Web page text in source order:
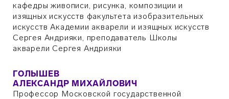
кафедры живописи, рисунка, композиции и
изящных искусств факультета изобразительных
искусств Академии акварели и изящных искусств
Сергея Андрияки, преподаватель Школы
акварели Сергея Андрияки
ГОЛЫШЕВ
АЛЕКСАНДР МИХАЙЛОВИЧ
Профессор Московской государственной